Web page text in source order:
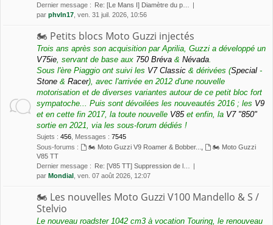
Dernier message : Re: [Le Mans I] Diamètre du p…
par phvln17 , ven. 31 juil. 2026, 10:56
🏍 Petits blocs Moto Guzzi injectés
Trois ans après son acquisition par Aprilia, Guzzi a développé un
V75ie , servant de base aux 750 Bréva & Névada
Sous l'ère Piaggio ont suivi les V7 Classic & dérivées (Special -
Stone & Racer), avec l'arrivée en 2012 d'une nouvelle
motorisation et de diverses variantes autour de ce petit bloc fort
sympatoche... Puis sont dévoilées les nouveautés 2016 ; les V9
et en cette fin 2017, la toute nouvelle V85et enfin, la V7 "850"
sortie en 2021, via les sous-forum dédiés !
Sujets : 456 Messages : 7545
Sous-forums :
🏍 Moto Guzzi V9 Roamer & Bobber...
🏍 Moto Guzzi
V85 TT
Dernier message : Re: [V85 TT] Suppression de l…
par Mondial , ven. 07 août 2026, 12:07
🏍 Les nouvelles Moto Guzzi V100 Mandello & S /
Stelvio
Le nouveau roadster 1042 cm3 à vocation Touring, le renouveau